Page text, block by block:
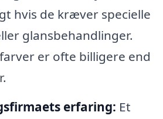
hvis de kræver specielle
glansbehandlinger.
er ofte billigere end
erfaring: Et